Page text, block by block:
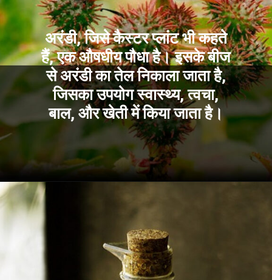
अरंडी, जिसे कैस्टर प्लांट भी कहते
हैं, एक औषधीय पौधा है। इसके बीज
से अरंडी का तेल निकाला जाता है,
जिसका उपयोग स्वास्थ्य, त्वचा,
बाल, और खेती में किया जाता है।